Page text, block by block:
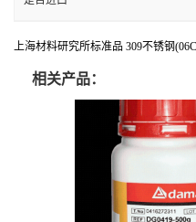
上海材料研究所标准品 309不锈钢
相关产品：